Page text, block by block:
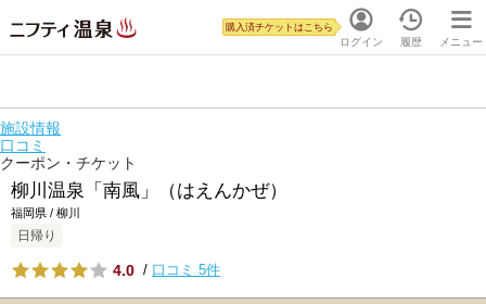
ログイン
購入済チケットはこちら
履歴 メニュー
施設情報
口コミ
クーポン・チケット
柳川温泉「南風」（はえんかぜ）
福岡県 / 柳川
日帰り
4.0 / 口コミ 5件